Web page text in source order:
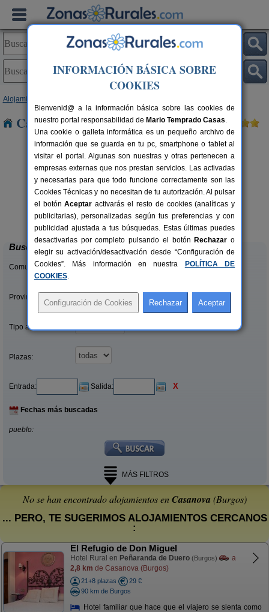
Alojamientos
Casas Rurales cerca de Casanova
6-7+1 pers.
desde22 €
Casa El Sauco
Ailanes de Zamanzas (Burgos)
Buscar
Comunidades:
Provincias/Islas:
Tipo alquiler:
Plazas:
Entrada: Salida: X
Fechas más buscadas
pueblo:
MÁS FILTROS
No se han encontrado alojamientos enCasanova (Burgos)
... PERO, TE SUGERIMOS ALOJAMIENTOS CERCANOS
:
El Refugio de Don Miguel
Hotel Rural en Peñaranda de Duero (Burgos)
a
2,8 km de Casanova (Burgos)
21+8 plazas
29 €
90 km de Burgos
Hotel familiar que hace que el viajero se sienta como
INFORMACIÓN BÁSICA SOBRE
COOKIES
Bienvenid@ a la información básica sobre las cookies de
nuestro portal responsabilidad de Mario Temprado Casas.
Una cookie o galleta informática es un pequeño archivo de
información que se guarda en tu pc, smartphone o tablet al
visitar el portal. Algunas son nuestras y otras pertenecen a
empresas externas que nos prestan servicios. Las activadas
y necesarias para que todo funcione correctamente son las
Cookies Técnicas y no necesitan de tu autorización. Al pulsar
el botónAceptar activarás el resto de cookies (analíticas y
publicitarias), personalizadas según tus preferencias y con
publicidad ajustada a tus búsquedas. Estas últimas puedes
desactivarlas por completo pulsando el botón Rechazar o
elegir su activación/desactivación desde “Configuración de
Cookies”. Más información en nuestra
POLÍTICA DE
COOKIES.